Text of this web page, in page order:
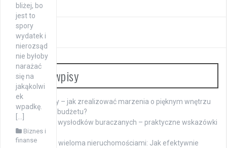
bliżej, bo
jest to
spory
wydatek i
nierozsąd
nie byłoby
narażać
się na
jakąkolwi
ek
wpadkę.
[…]
Biznes i
finanse
Ostatnie wpisy
Meble na raty – jak zrealizować marzenia o pięknym wnętrzu
bez obciążania budżetu?
Namaczanie wysłodków buraczanych – praktyczne wskazówki
dla hodowców
Zarządzanie wieloma nieruchomościami: Jak efektywnie